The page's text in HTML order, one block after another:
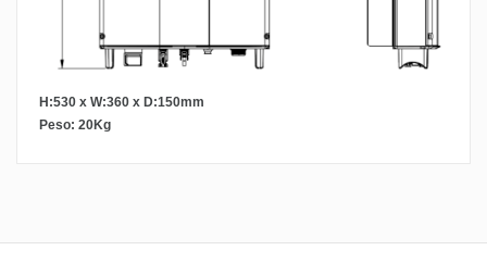
H:530 x W:360 x D:150mm
Peso: 20Kg